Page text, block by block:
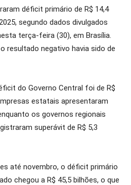
déficit primário de R$ 14,4
segundo dados divulgados
terça-feira (30), em Brasília.
resultado negativo havia sido de
do Governo Central foi de R$
estatais apresentaram
os governos regionais
superávit de R$ 5,3
até novembro, o déficit primário
chegou a R$ 45,5 bilhões, o que